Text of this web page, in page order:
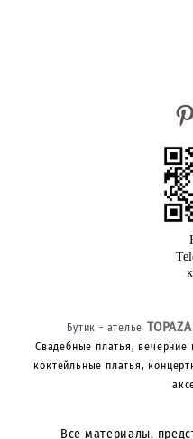
Бутик - ателье
Свадебные платья, вечерние
коктейльные платья,
Все материалы,